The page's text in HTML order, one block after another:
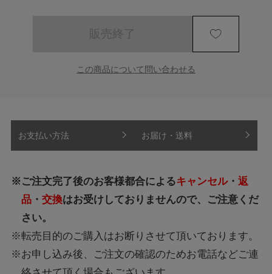
販売終了
この商品について問い合わせる
お支払い方法 お届け・送料
※ご注文完了後のお客様都合によるキャンセル・ 返
品・ 交換はお受けしておりませんので、ご注意くだ
さい。
※転売目的のご購入はお断りさせて頂いております。
※お申し込み後、ご注文の確認のためお電話などご連